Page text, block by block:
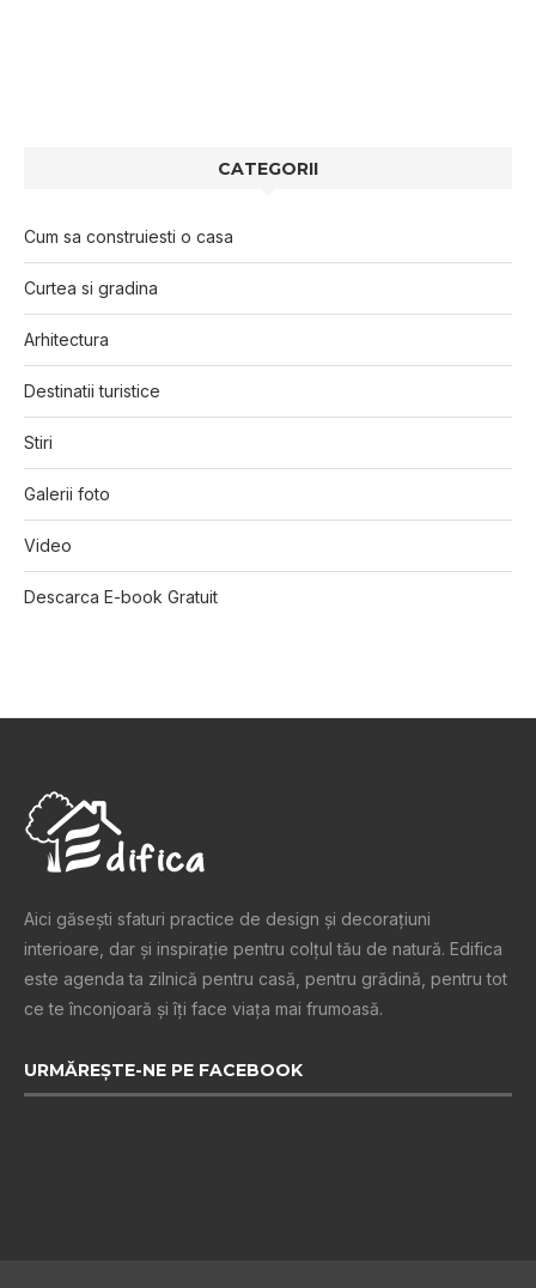
CATEGORII
Cum sa construiesti o casa
Curtea si gradina
Arhitectura
Destinatii turistice
Stiri
Galerii foto
Video
Descarca E-book Gratuit
Aici găsești sfaturi practice de design şi decoraţiuni
interioare, dar și inspiraţie pentru colţul tău de natură. Edifica
este agenda ta zilnică pentru casă, pentru grădină, pentru tot
ce te înconjoară şi îţi face viaţa mai frumoasă.
URMĂREȘTE-NE PE FACEBOOK